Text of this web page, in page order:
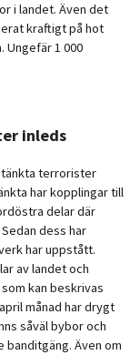
i landet. Även det
kraftigt på hot
Ungefär 1 000
inleds
terrorister
har kopplingar till
delar där
dess har
har uppstått.
av landet och
kan beskrivas
månad har drygt
såväl bybor och
banditgäng. Även om